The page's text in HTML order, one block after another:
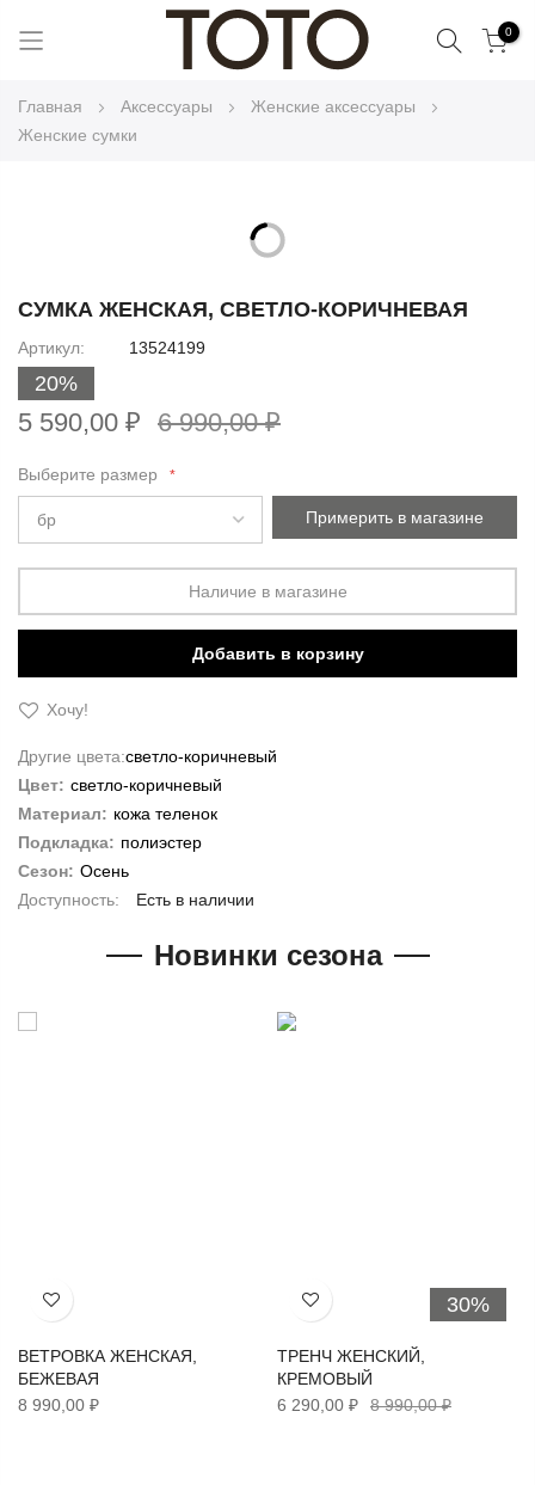
Поиск0
Главная Аксессуары
Женские аксессуары
Женские сумки
end
of
the
images
gallery
to
beginning
the
gallery
СУМКА ЖЕНСКАЯ, СВЕТЛО-КОРИЧНЕВАЯ
Артикул 13524199
20%
5 590,00 ₽ 6 990,00 ₽
Выберите размер
Примерить в магазине
Наличие в магазине
Добавить в корзину
Хочу!
Другие цвета:светло-коричневый
Цвет: светло-коричневый
Материал: кожа теленок
Подкладка: полиэстер
Сезон: Осень
Есть в наличии
Новинки сезона
Хочу!
ВЕТРОВКА ЖЕНСКАЯ,
БЕЖЕВАЯ
8 990,00 ₽
30%
Хочу!
ТРЕНЧ ЖЕНСКИЙ,
КРЕМОВЫЙ
6 290,00 ₽
8 990,00 ₽